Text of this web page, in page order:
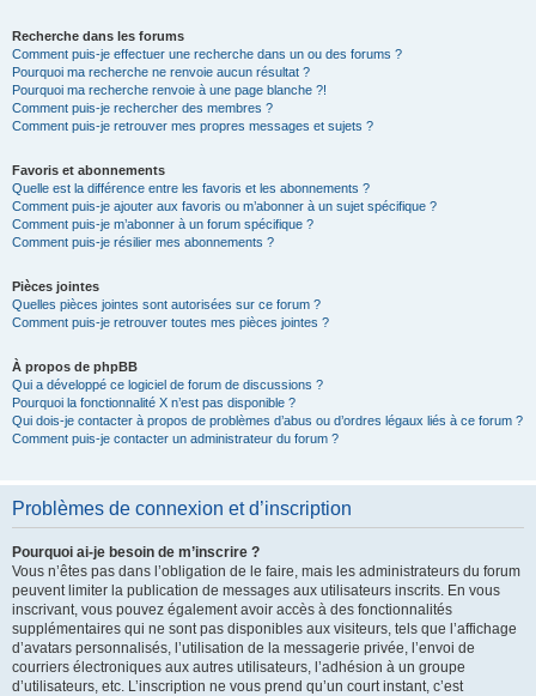
Recherche dans les forums
Comment puis-je effectuer une recherche dans un ou des forums ?
Pourquoi ma recherche ne renvoie aucun résultat ?
Pourquoi ma recherche renvoie à une page blanche ?!
Comment puis-je rechercher des membres ?
Comment puis-je retrouver mes propres messages et sujets ?
Favoris et abonnements
Quelle est la différence entre les favoris et les abonnements ?
Comment puis-je ajouter aux favoris ou m’abonner à un sujet spécifique ?
Comment puis-je m’abonner à un forum spécifique ?
Comment puis-je résilier mes abonnements ?
Pièces jointes
Quelles pièces jointes sont autorisées sur ce forum ?
Comment puis-je retrouver toutes mes pièces jointes ?
À propos de phpBB
Qui a développé ce logiciel de forum de discussions ?
Pourquoi la fonctionnalité X n’est pas disponible ?
Qui dois-je contacter à propos de problèmes d’abus ou d’ordres légaux liés à ce forum ?
Comment puis-je contacter un administrateur du forum ?
Problèmes de connexion et d’inscription
Pourquoi ai-je besoin de m’inscrire ?
Vous n’êtes pas dans l’obligation de le faire, mais les administrateurs du forum
peuvent limiter la publication de messages aux utilisateurs inscrits. En vous
inscrivant, vous pouvez également avoir accès à des fonctionnalités
supplémentaires qui ne sont pas disponibles aux visiteurs, tels que l’affichage
d’avatars personnalisés, l’utilisation de la messagerie privée, l’envoi de
courriers électroniques aux autres utilisateurs, l’adhésion à un groupe
d’utilisateurs, etc. L’inscription ne vous prend qu’un court instant, c’est